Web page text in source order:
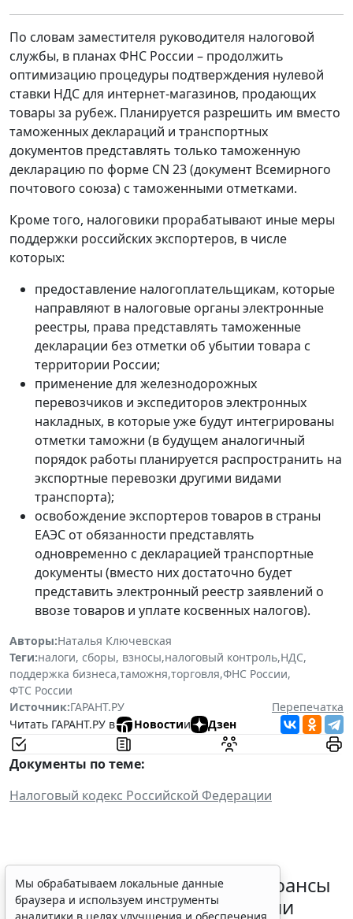
По словам заместителя руководителя налоговой
службы, в планах ФНС России – продолжить
оптимизацию процедуры подтверждения нулевой
ставки НДС для интернет-магазинов, продающих
товары за рубеж. Планируется разрешить им вместо
таможенных деклараций и транспортных
документов представлять только таможенную
декларацию по форме CN 23 (документ Всемирного
почтового союза) с таможенными отметками.
Кроме того, налоговики прорабатывают иные меры
поддержки российских экспортеров, в числе
которых:
предоставление налогоплательщикам, которые
направляют в налоговые органы электронные
реестры, права представлять таможенные
декларации без отметки об убытии товара с
территории России;
применение для железнодорожных
перевозчиков и экспедиторов электронных
накладных, в которые уже будут интегрированы
отметки таможни (в будущем аналогичный
порядок работы планируется распространить на
экспортные перевозки другими видами
транспорта);
освобождение экспортеров товаров в страны
ЕАЭС от обязанности представлять
одновременно с декларацией транспортные
документы (вместо них достаточно будет
представить электронный реестр заявлений о
ввозе товаров и уплате косвенных налогов).
Авторы:Наталья Ключевская
Теги:налоги, сборы, взносы,налоговый контроль,НДС,
поддержка бизнеса,таможня,торговля,ФНС России,
ФТС России
Источник:ГАРАНТ.РУ
Перепечатка
Читать ГАРАНТ.РУ в
Новостии Дзен
Документы по теме:
Налоговый кодекс Российской Федерации
Резидентам РФ указали на нюансы
информирования об открытии
Мы обрабатываем локальные данные
браузера и используем инструменты